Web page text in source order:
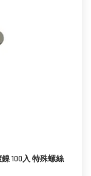
100入 特殊螺絲